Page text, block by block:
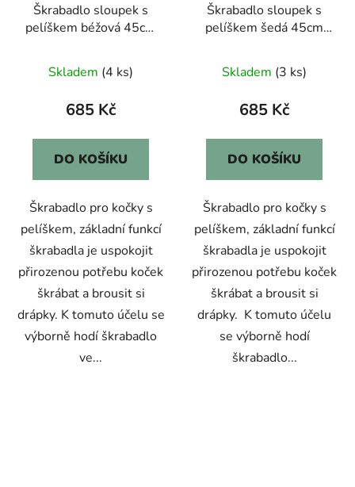
Škrabadlo sloupek s
pelíškem béžová 45cm
Skladem (4 ks)
685 Kč
DO KOŠÍKU
Škrabadlo pro kočky s
pelíškem, základní funkcí
škrabadla je uspokojit
přirozenou potřebu koček
škrábat a brousit si
drápky. K tomuto účelu se
výborně hodí škrabadlo
ve...
Škrabadlo sloupek s
pelíškem šedá 45cm
Skladem (3 ks)
685 Kč
DO KOŠÍKU
Škrabadlo pro kočky s
pelíškem, základní funkcí
škrabadla je uspokojit
přirozenou potřebu koček
škrábat a brousit si
drápky. K tomuto účelu
se výborně hodí
škrabadlo...